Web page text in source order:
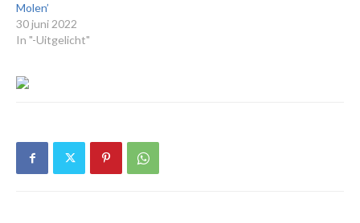
Molen’
30 juni 2022
In "-Uitgelicht"